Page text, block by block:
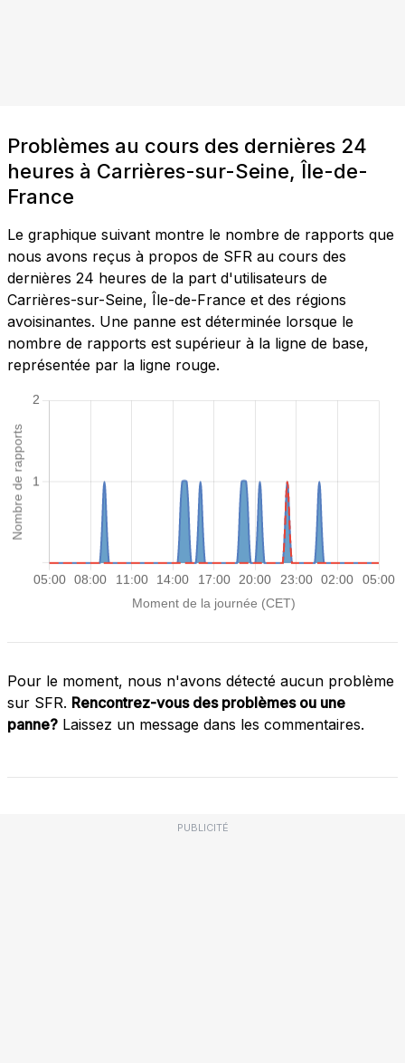
Problèmes au cours des dernières 24
heures à Carrières-sur-Seine, Île-de-
France
Le graphique suivant montre le nombre de rapports que
nous avons reçus à propos de SFR au cours des
dernières 24 heures de la part d'utilisateurs de
Carrières-sur-Seine, Île-de-France et des régions
avoisinantes. Une panne est déterminée lorsque le
nombre de rapports est supérieur à la ligne de base,
représentée par la ligne rouge.
Pour le moment, nous n'avons détecté aucun problème
sur SFR. Rencontrez-vous des problèmes ou une
panne? Laissez un message dans les commentaires.
PUBLICITÉ